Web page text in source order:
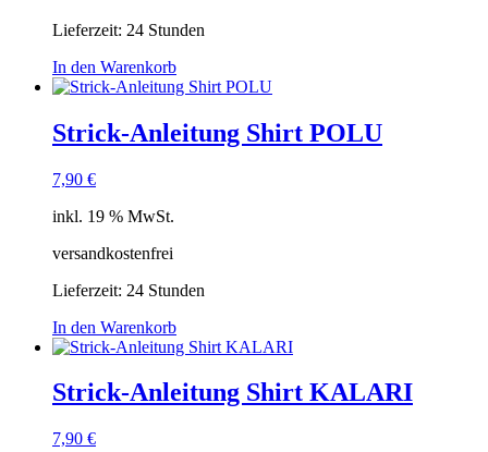
Lieferzeit: 24 Stunden
In den Warenkorb
Strick-Anleitung Shirt POLU
7,90 €
inkl. 19 % MwSt.
versandkostenfrei
Lieferzeit: 24 Stunden
In den Warenkorb
Strick-Anleitung Shirt KALARI
7,90 €